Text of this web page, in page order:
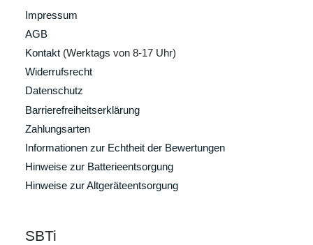
Impressum
AGB
Kontakt (Werktags von 8-17 Uhr)
Widerrufsrecht
Datenschutz
Barrierefreiheitserklärung
Zahlungsarten
Informationen zur Echtheit der Bewertungen
Hinweise zur Batterieentsorgung
Hinweise zur Altgeräteentsorgung
SBTi